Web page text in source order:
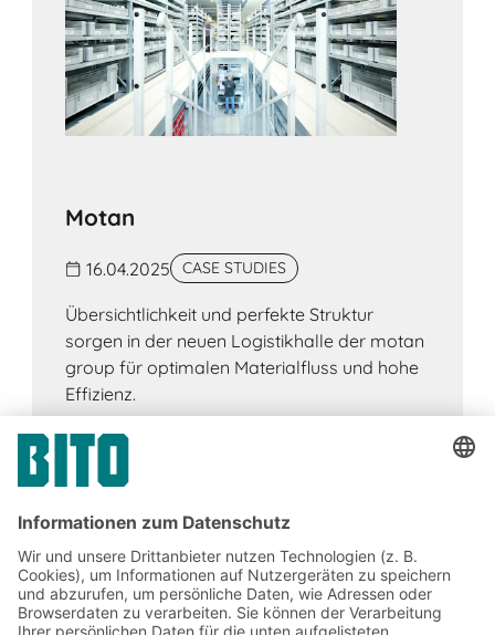
ermöglicht es eine hohe Lagerdichte.
Motan
16.04.2025 CASE STUDIES
Übersichtlichkeit und perfekte Struktur
sorgen in der neuen Logistikhalle der motan
group für optimalen Materialfluss und hohe
Effizienz.